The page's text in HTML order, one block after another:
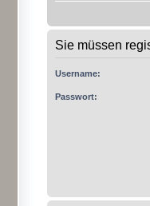
Sie müssen
Username:
Passwort: